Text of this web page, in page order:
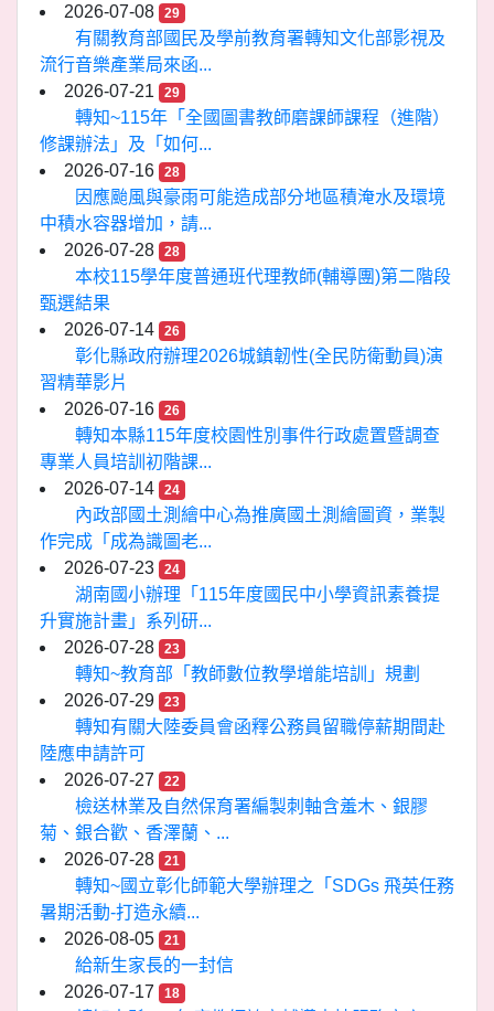
2026-07-08
29
有關教育部國民及學前教育署轉知文化部影視及
流行音樂產業局來函...
2026-07-21
29
轉知~115年「全國圖書教師磨課師課程（進階）
修課辦法」及「如何...
2026-07-16
28
因應颱風與豪雨可能造成部分地區積淹水及環境
中積水容器增加，請...
2026-07-28
28
本校115學年度普通班代理教師(輔導團)第二階段
甄選結果
2026-07-14
26
彰化縣政府辦理2026城鎮韌性(全民防衛動員)演
習精華影片
2026-07-16
26
轉知本縣115年度校園性別事件行政處置暨調查
專業人員培訓初階課...
2026-07-14
24
內政部國土測繪中心為推廣國土測繪圖資，業製
作完成「成為識圖老...
2026-07-23
24
湖南國小辦理「115年度國民中小學資訊素養提
升實施計畫」系列研...
2026-07-28
23
轉知~教育部「教師數位教學增能培訓」規劃
2026-07-29
23
轉知有關大陸委員會函釋公務員留職停薪期間赴
陸應申請許可
2026-07-27
22
檢送林業及自然保育署編製刺軸含羞木、銀膠
菊、銀合歡、香澤蘭、...
2026-07-28
21
轉知~國立彰化師範大學辦理之「SDGs 飛英任務
暑期活動-打造永續...
2026-08-05
21
給新生家長的一封信
2026-07-17
18